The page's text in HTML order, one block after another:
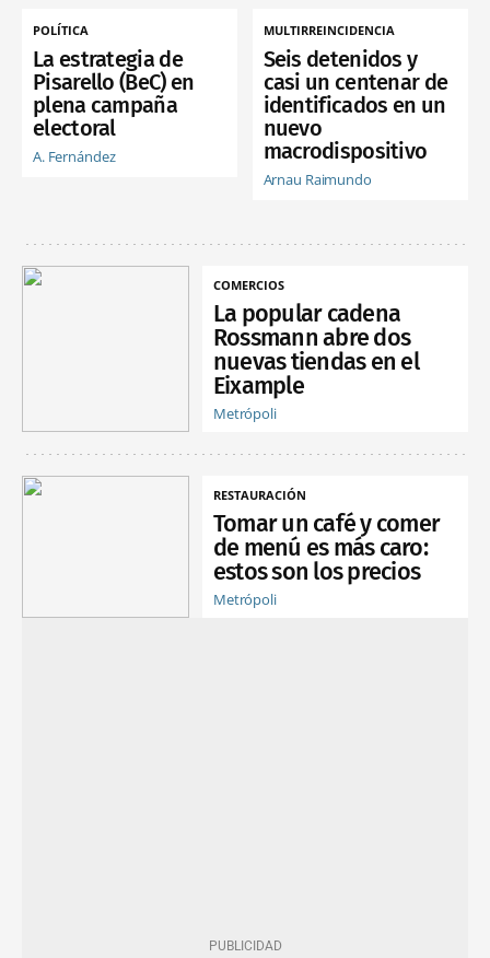
POLÍTICA
La estrategia de
Pisarello (BeC) en
plena campaña
electoral
A. Fernández
MULTIRREINCIDENCIA
Seis detenidos y
casi un centenar de
identificados en un
nuevo
macrodispositivo
Arnau Raimundo
COMERCIOS
La popular cadena
Rossmann abre dos
nuevas tiendas en el
Eixample
Metrópoli
RESTAURACIÓN
Tomar un café y comer
de menú es más caro:
estos son los precios
Metrópoli